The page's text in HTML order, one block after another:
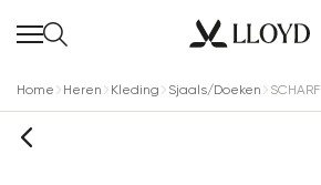
Home Heren Kleding Sjaals/Doeken SCHARF